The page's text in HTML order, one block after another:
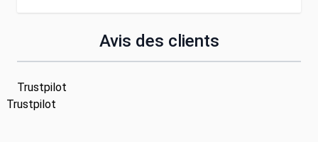
Avis des clients
Trustpilot
Trustpilot